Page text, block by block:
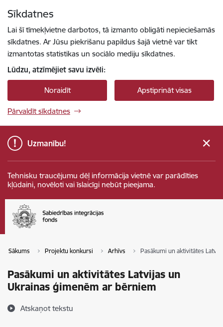
Sīkdatnes
Lai šī tīmekļvietne darbotos, tā izmanto obligāti nepieciešamās
sīkdatnes. Ar Jūsu piekrišanu papildus šajā vietnē var tikt
izmantotas statistikas un sociālo mediju sīkdatnes.
Lūdzu, atzīmējiet savu izvēli:
Noraidīt Apstiprināt visas
Pārvaldīt sīkdatnes
Uzmanību!
Tehnisku traucējumu dēļ informācija vietnē var parādīties
kļūdaini, novēloti vai īslaicīgi nebūt pieejama.
Sākums Projektu konkursi Arhīvs Pasākumi un aktivitātes
Pasākumi un aktivitātes Latvijas un
Ukrainas ģimenēm ar bērniem
Atskaņot tekstu